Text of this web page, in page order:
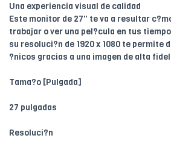
Una experiencia visual de calidad
Este monitor de 27" te va a resultar
trabajar o ver una pel?cula en tus
su resoluci?n de 1920 x 1080 te permite
?nicos gracias a una imagen de alta
Tama?o [Pulgada]
27 pulgadas
Resoluci?n